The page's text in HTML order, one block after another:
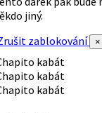
jiný.
zablokování